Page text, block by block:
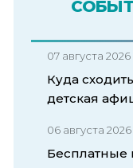
07 августа 2026
Куда
детская
06 августа 2026
Бесплатные